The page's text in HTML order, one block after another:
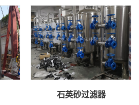
石英砂过滤器